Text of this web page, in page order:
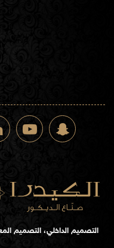
التصميم الداخلي، التصميم